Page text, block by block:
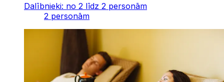
Dalībnieki: no 2 līdz 2 personām
2 personām